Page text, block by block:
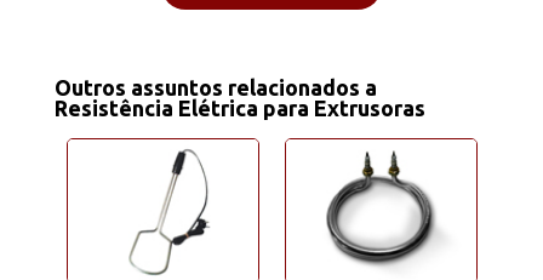
Outros assuntos relacionados a
Resistência Elétrica para Extrusoras